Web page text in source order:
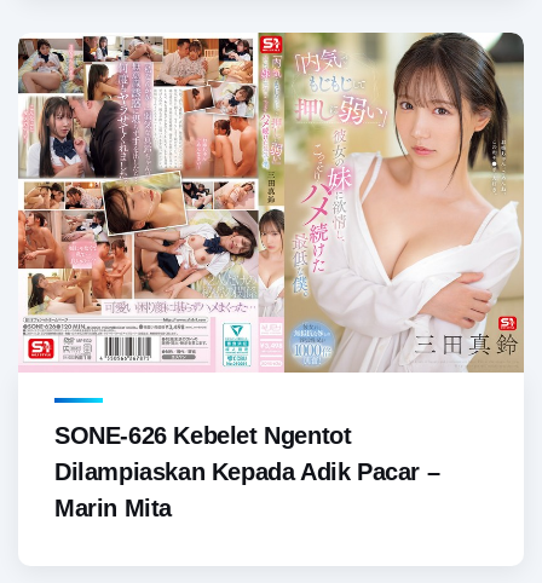
SONE-626 Kebelet Ngentot
Dilampiaskan Kepada Adik Pacar –
Marin Mita